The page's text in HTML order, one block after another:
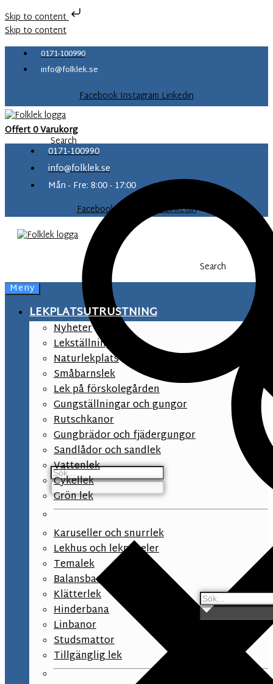
Skip to content
Skip to content
0171-100990
info@folklek.se
FacebookInstagramLinkedin
Offert0Varukorg
Search
0171-100990
info@folklek.se
Mån - Fre: 8:00 - 17:00
Facebook-f
InstagramLinkedin
Search
Meny
LEKPLATSUTRUSTNING
Nyheter
Lekställningar
Naturlekplats
Småbarnslek
Lek på förskolegården
Gungställningar och gungor
Rutschkanor
Gungbrädor och fjädergungor
Sandlådor och sandlek
Vattenlek
Cykellek
Grön lek
Karuseller och snurrlek
Lekhus och lekpaneler
Temalek
Balansbana
Klätterlek
Hinderbana
Linbanor
Studsmattor
Tillgänglig lek